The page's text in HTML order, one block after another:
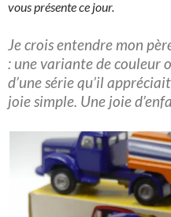
vous présente ce jour.
Je crois entendre mon
: une variante de couleur
d’une série qu’il
joie simple. Une joie